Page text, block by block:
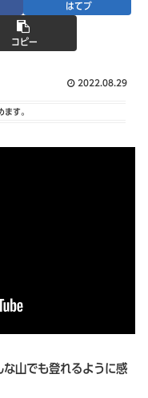
はてブ
コピー
2022.08.29
ます。
山でも登れるように感